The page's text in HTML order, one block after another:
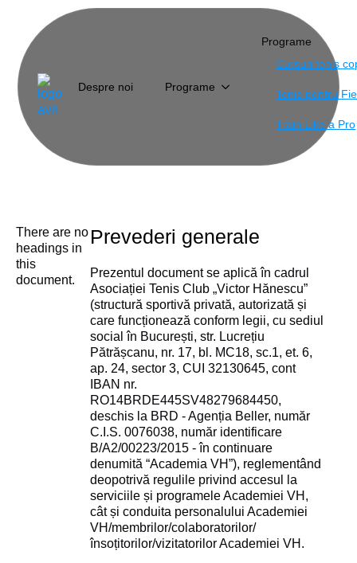
Despre noi Programe
Programe
Cursuri tenis
Tenis pentru
Train Like a Pro
Termeni și condiții
There are no
headings in
this
document.
Prevederi generale
Prezentul document se aplică în cadrul
Asociației Tenis Club „Victor Hănescu”
(structură sportivă privată, autorizată și
care funcționează conform legii, cu sediul
social în București, str. Lucrețiu
Pătrășcanu, nr. 17, bl. MC18, sc.1, et. 6,
ap. 24, sector 3, CUI 32130645, cont
IBAN nr.
RO14BRDE445SV48279684450,
deschis la BRD - Agenția Beller, număr
C.I.S. 0076038, număr identificare
B/A2/00223/2015 - în continuare
denumită “Academia VH”), reglementând
deopotrivă regulile privind accesul la
serviciile și programele Academiei VH,
cât și conduita personalului Academiei
VH/membrilor/colaboratorilor/
însoțitorilor/vizitatorilor Academiei VH.